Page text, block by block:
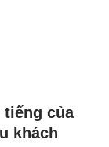
tiếng của
khách